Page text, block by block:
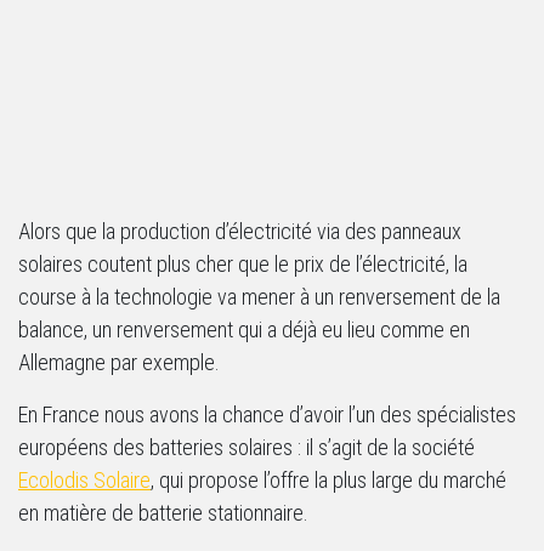
Alors que la production d’électricité via des panneaux
solaires coutent plus cher que le prix de l’électricité, la
course à la technologie va mener à un renversement de la
balance, un renversement qui a déjà eu lieu comme en
Allemagne par exemple.
En France nous avons la chance d’avoir l’un des spécialistes
européens des batteries solaires : il s’agit de la société
Ecolodis Solaire, qui propose l’offre la plus large du marché
en matière de batterie stationnaire.